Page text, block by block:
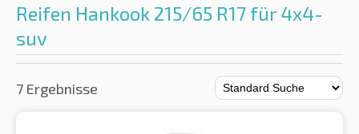
Reifen Hankook 215/65 R17 für 4x4-
suv
7 Ergebnisse